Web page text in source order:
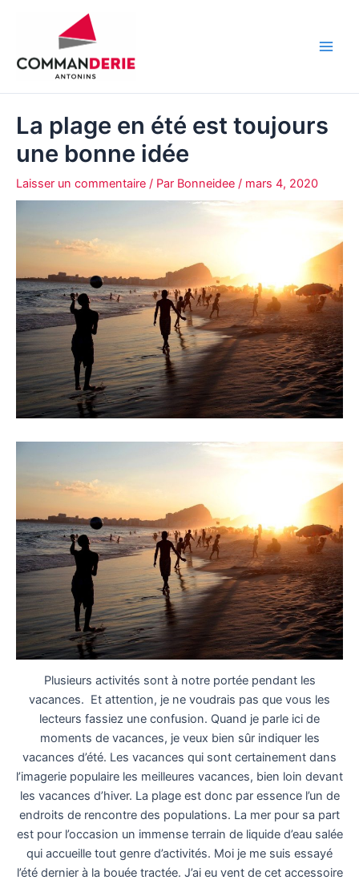
La plage en été est toujours
une bonne idée
Laisser un commentaire / Par Bonneidee / mars 4, 2020
Plusieurs activités sont à notre portée pendant les
vacances. Et attention, je ne voudrais pas que vous les
lecteurs fassiez une confusion. Quand je parle ici de
moments de vacances, je veux bien sûr indiquer les
vacances d’été. Les vacances qui sont certainement dans
l’imagerie populaire les meilleures vacances, bien loin devant
les vacances d’hiver. La plage est donc par essence l’un de
endroits de rencontre des populations. La mer pour sa part
est pour l’occasion un immense terrain de liquide d’eau salée
qui accueille tout genre d’activités. Moi je me suis essayé
l’été dernier à la bouée tractée. J’ai eu vent de cet accessoire